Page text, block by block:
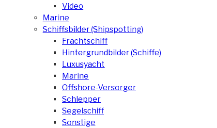
Video
Marine
Schiffsbilder (Shipspotting)
Frachtschiff
Hintergrundbilder (Schiffe)
Luxusyacht
Marine
Offshore-Versorger
Schlepper
Segelschiff
Sonstige